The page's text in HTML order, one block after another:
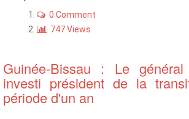
0 Comment
747 Views
Guinée-Bissau : Le général
investi président de la
période d'un an